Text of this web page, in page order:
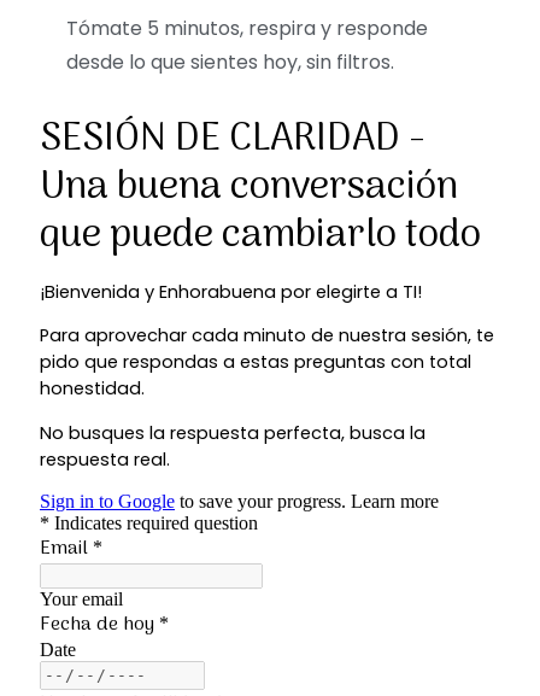
Tómate 5 minutos, respira y responde
desde lo que sientes hoy, sin filtros.